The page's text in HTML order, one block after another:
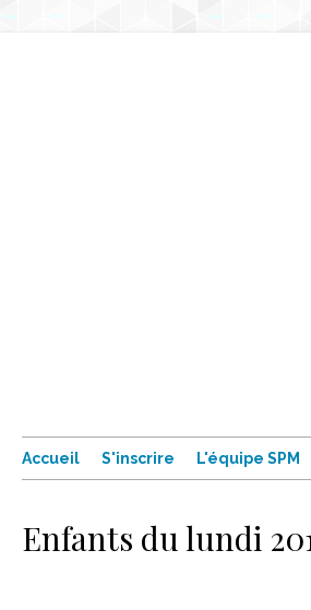
Accueil S'inscrire L'équipe SPM
Enfants du lundi